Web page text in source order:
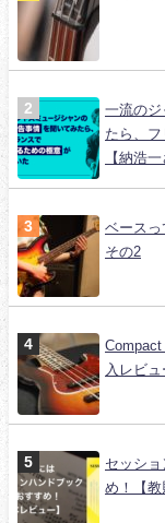
一流のジ
たら、
【納浩
ベースっ
その2
Compact
入レビュ
セッシ
め！【教